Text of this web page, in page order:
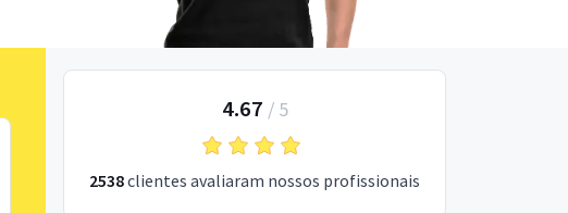
4.67 / 5
2538clientes avaliaram nossos profissionais